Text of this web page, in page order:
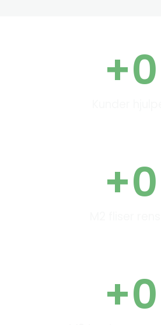
+0
+0
+0